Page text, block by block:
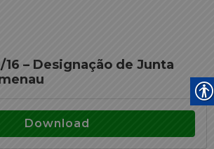
16 – Designação de Junta
Download